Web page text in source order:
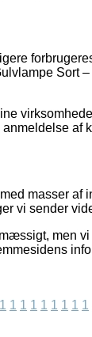
Sort
af
masser af
vi sender
men
1 1 1 1 1 1 1 1 1